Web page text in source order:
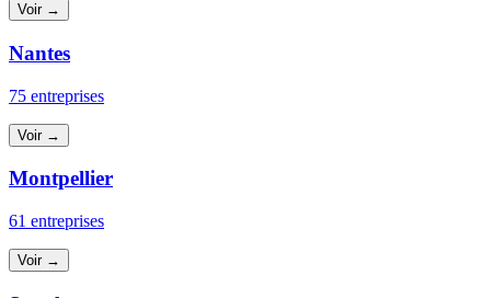
Voir →
Nantes
75 entreprises
Voir →
Montpellier
61 entreprises
Voir →